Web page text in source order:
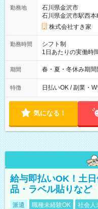
同時給）
勤務地
石川県金沢市
石川県金沢市駅西本
株式会社すき家
勤務時間
シフト制
1日あたりの実働時
週2日～・1日2h～
のみ勤務可能です（18
す。 必ず、2名以上
す。
期間 春・夏・冬休み期間
特徴 日払いOK / 副業・
気になる！
給与即払いOK！土
品・ラベル貼りなど
派遣 職種未経験OK 社会人